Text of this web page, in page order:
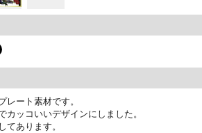
レート素材です。
カッコいいデザインにしました。
てあります。